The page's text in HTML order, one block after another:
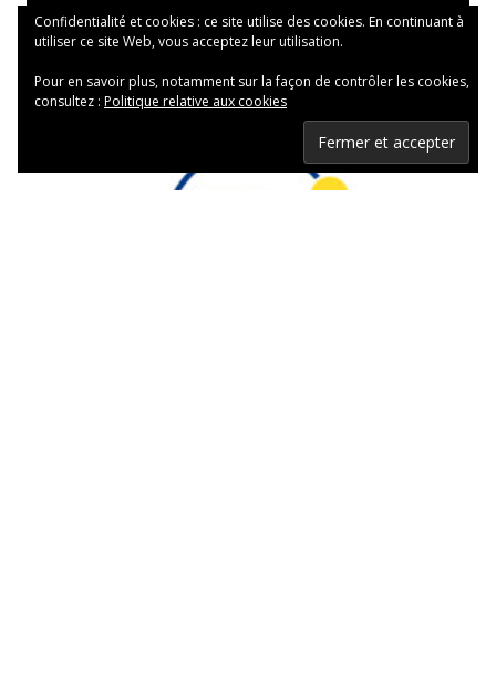
Confidentialité et cookies : ce site utilise des cookies. En continuant à
utiliser ce site Web, vous acceptez leur utilisation.
Pour en savoir plus, notamment sur la façon de contrôler les cookies,
consultez : Politique relative aux cookies